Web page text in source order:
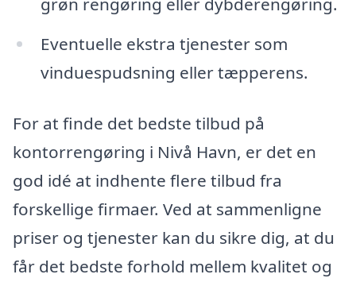
Eventuelle ekstra tjenester som
vinduespudsning eller tæpperens.
For at finde det bedste tilbud på
kontorrengøring i Nivå Havn, er det en
god idé at indhente flere tilbud fra
forskellige firmaer. Ved at sammenligne
priser og tjenester kan du sikre dig, at du
får det bedste forhold mellem kvalitet og